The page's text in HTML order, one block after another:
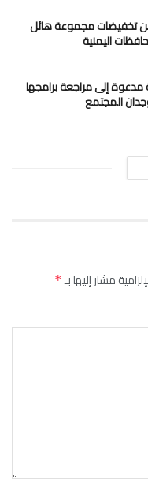
تخفيضات مجموعة هائل
اليمنية
مدعوة إلى مراجعة برامجها
المجتمع
مشار إليها بـ*